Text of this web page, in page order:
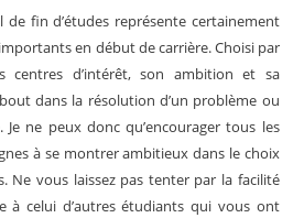
fin d’études représente certainement
en début de carrière. Choisi par
centres d’intérêt, son ambition et sa
dans la résolution d’un problème ou
Je ne peux donc qu’encourager tous les
à se montrer ambitieux dans le choix
Ne vous laissez pas tenter par la facilité
à celui d’autres étudiants qui vous ont